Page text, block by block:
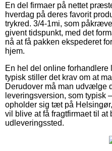
En del firmaer på nettet
hverdag på deres favorit
trykred. 3/4-1mi, som
givent tidspunkt, med det
nå at få pakken ekspederet
hjem.
En hel del online forhandlere
typisk stiller det krav om at
Derudover må man udvælge
leveringsversion, som typisk
opholder sig tæt på
vil blive at få fragtfirmaet til at
udleveringssted.